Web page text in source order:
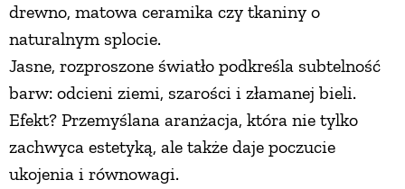
drewno, matowa ceramika czy tkaniny o
naturalnym splocie.
Jasne, rozproszone światło podkreśla subtelność
barw: odcieni ziemi, szarości i złamanej bieli.
Efekt? Przemyślana aranżacja, która nie tylko
zachwyca estetyką, ale także daje poczucie
ukojenia i równowagi.